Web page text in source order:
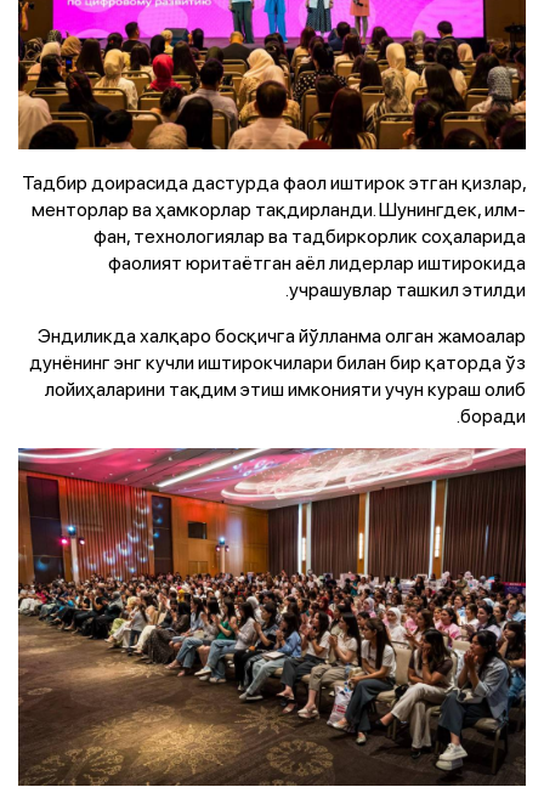
Тадбир доирасида дастурда фаол иштирок этган қизлар,
менторлар ва ҳамкорлар тақдирланди. Шунингдек, илм-
фан, технологиялар ва тадбиркорлик соҳаларида
фаолият юритаётган аёл лидерлар иштирокида
учрашувлар ташкил этилди.
Эндиликда халқаро босқичга йўлланма олган жамоалар
дунёнинг энг кучли иштирокчилари билан бир қаторда ўз
лойиҳаларини тақдим этиш имконияти учун кураш олиб
боради.